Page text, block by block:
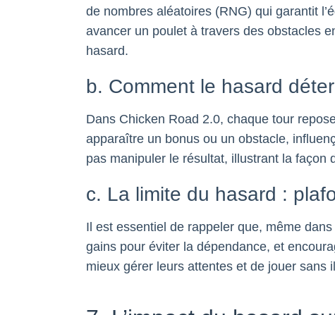
de nombres aléatoires (RNG) qui garantit
avancer un poulet à travers des obstacles
hasard.
b. Comment le hasard
Dans Chicken Road 2.0, chaque tour
apparaître un bonus ou un obstacle,
pas manipuler le résultat, illustrant la façon
c. La limite du hasard :
Il est essentiel de rappeler que, même
gains pour éviter la dépendance, et
mieux gérer leurs attentes et de jouer sans